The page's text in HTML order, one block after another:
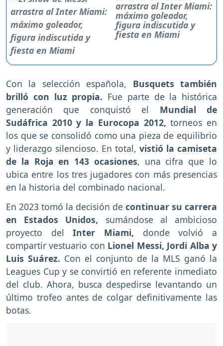
arrastra al Inter Miami:
máximo goleador,
figura indiscutida y
fiesta en Miami
Con la selección española, Busquets también
brilló con luz propia. Fue parte de la histórica
generación que conquistó el Mundial de
Sudáfrica 2010 y la Eurocopa 2012, torneos en
los que se consolidó como una pieza de equilibrio
y liderazgo silencioso. En total, vistió la camiseta
de la Roja en 143 ocasiones, una cifra que lo
ubica entre los tres jugadores con más presencias
en la historia del combinado nacional.
En 2023 tomó la decisión de continuar su carrera
en Estados Unidos, sumándose al ambicioso
proyecto delInter Miami, donde volvió a
compartir vestuario con Lionel Messi, Jordi Alba y
Luis Suárez. Con el conjunto de la MLS ganó la
Leagues Cup y se convirtió en referente inmediato
del club. Ahora, busca despedirse levantando un
último trofeo antes de colgar definitivamente las
botas.